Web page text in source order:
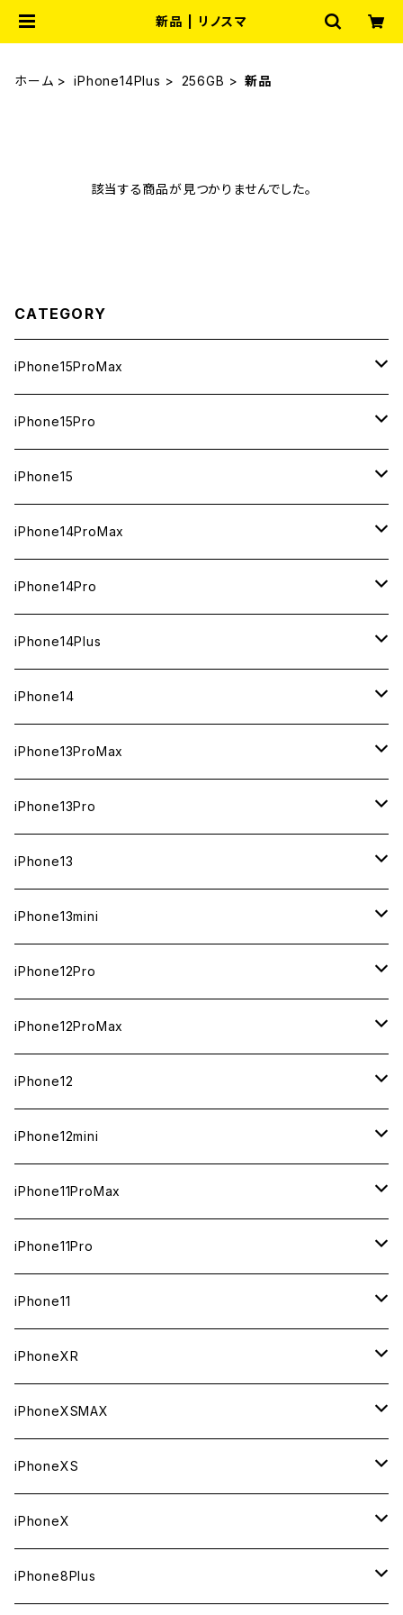
新品 | リノスマ
ホーム iPhone14Plus 256GB 新品
該当する商品が見つかりませんでした。
CATEGORY
iPhone15ProMax
1TB
新品
中古（整備済み）
512GB
新品
中古（整備済み）
256GB
新品
中古（整備済み）
iPhone15Pro
1TB
新品
中古（整備済み）
512GB
新品
中古（整備済み）
256GB
新品
中古（整備済み）
128GB
新品
中古（整備済み）
iPhone15
512GB
新品
中古（整備済み）
256GB
新品
中古（整備済み）
128GB
新品
中古（整備済み）
iPhone14ProMax
1TB
新品
中古（整備済み）
512GB
新品
中古（整備済み）
256GB
新品
中古（整備済み）
128GB
新品
中古（整備済み）
iPhone14Pro
1TB
新品
中古（整備済み）
512GB
新品
中古（整備済み）
256GB
新品
中古（整備済み）
128GB
新品
中古（整備済み）
iPhone14Plus
512GB
新品
中古（整備済み）
256GB
新品
中古（整備済み）
128GB
新品
中古（整備済み）
iPhone14
128GB
新品
中古（整備済み）
256GB
新品
中古（整備済み）
512GB
新品
中古（整備済み）
iPhone13ProMax
1TB
新品
中古（整備済み）
512GB
新品
中古（整備済み）
256GB
新品
中古（整備済み）
128GB
新品
中古（整備済み）
iPhone13Pro
1TB
新品
中古（整備済み）
512GB
新品
中古（整備済み）
256GB
新品
中古（整備済み）
128GB
新品
中古（整備済み）
iPhone13
512GB
新品
中古（整備済み）
256GB
新品
中古（整備済み）
128GB
新品
中古（整備済み）
iPhone13mini
512GB
新品
中古（整備済み）
256GB
新品
中古（整備済み）
128GB
新品
中古（整備済み）
iPhone12Pro
128GB
新品
中古（整備済み）
256GB
新品
中古（整備済み）
512GB
新品
中古（整備済み）
iPhone12ProMax
512GB
新品
中古（整備済み）
256GB
新品
中古（整備済み）
128GB
新品
中古（整備済み）
iPhone12
256GB
新品
中古（整備済み）
128GB
新品
中古（整備済み）
64GB
新品
中古（整備済み）
iPhone12mini
256GB
新品
中古（整備済み）
128GB
新品
中古（整備済み）
64GB
新品
中古（整備済み）
iPhone11ProMax
512GB
新品
中古（整備済み）
256GB
新品
中古（整備済み）
64GB
新品
中古（整備済み）
iPhone11Pro
512GB
新品
中古（整備済み）
256GB
新品
中古（整備済み）
64GB
新品
中古（整備済み）
iPhone11
256GB
新品
中古（整備済み）
128GB
新品
中古（整備済み）
64GB
新品
中古（整備済み）
iPhoneXR
256GB
新品
中古（整備済み）
128GB
新品
中古（整備済み）
64GB
新品
iPhoneXSMAX
512GB
新品
中古（整備済み）
256GB
新品
64GB
iPhoneXS
512GB
新品
256GB
iPhoneX
256GB
iPhone8Plus